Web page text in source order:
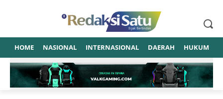
HOME NASIONAL INTERNASIONAL DAERAH HUKUM